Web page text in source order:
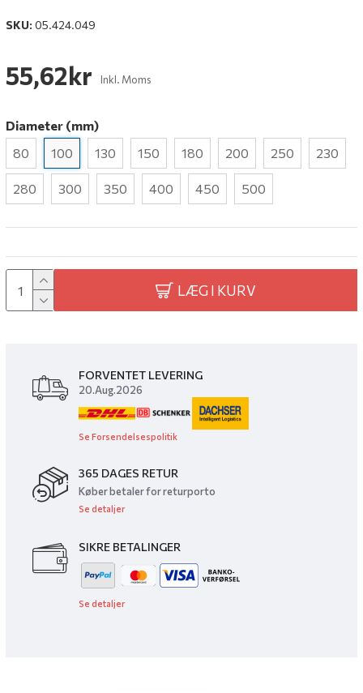
SKU: 05.424.049
55,62kr Inkl. Moms
Diameter (mm)
80
100 130 150 180 200 250 230
280 300 350 400 450 500
LÆG I KURV
FORVENTET LEVERING
20.Aug.2026
Se Forsendelsespolitik
365 DAGES RETUR
Køber betaler for returporto
Se detaljer
SIKRE BETALINGER
Se detaljer